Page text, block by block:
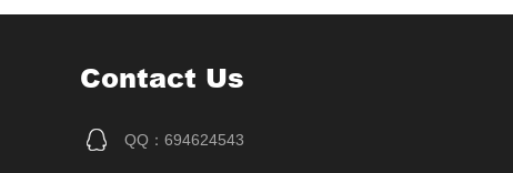
Contact Us
QQ：694624543